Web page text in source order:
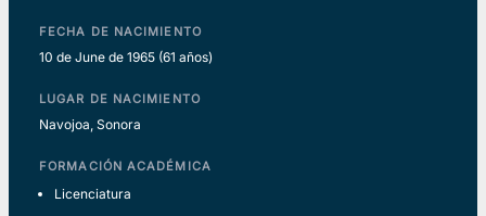
FECHA DE NACIMIENTO
10 de June de 1965 (61 años)
LUGAR DE NACIMIENTO
Navojoa, Sonora
FORMACIÓN ACADÉMICA
Licenciatura